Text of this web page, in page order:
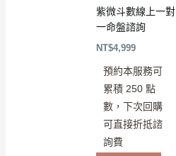
紫微斗數線上一對
一命盤諮詢
NT$4,999
預約本服務可
累積 250 點
數，下次回購
可直接折抵諮
詢費